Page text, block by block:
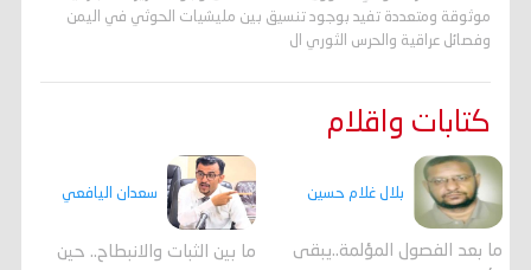
موثوقة ومتعددة تفيد بوجود تنسيق بين مليشيات الحوثي في اليمن
وفصائل عراقية والحرس الثوري ال
كتابات واقلام
بلال غلام حسين
ما بعد الفصول المؤلمة..يبقى
سعدان اليافعي
ما بين الثبات والانبطاح.. حين